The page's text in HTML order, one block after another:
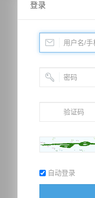
登录
自动登录